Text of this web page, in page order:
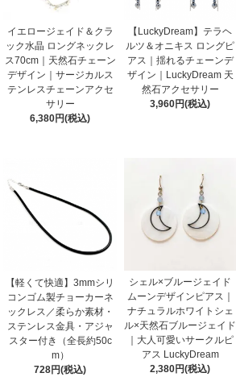
イエロージェイド＆クラ
ック水晶 ロングネックレ
ス70cm｜天然石チェーン
デザイン｜サージカルス
テンレスチェーンアクセ
サリー
6,380円(税込)
【LuckyDream】テラヘ
ルツ＆オニキス ロングピ
アス｜揺れるチェーンデ
ザイン｜LuckyDream 天
然石アクセサリー
3,960円(税込)
【軽くて快適】3mmシリ
コンゴム製チョーカーネ
ックレス／柔らか素材・
ステンレス金具・アジャ
スター付き（全長約50c
m）
728円(税込)
シェル×ブルージェイド
ムーンデザインピアス｜
ナチュラルホワイトシェ
ル×天然石ブルージェイド
｜大人可愛いサークルピ
アス LuckyDream
2,380円(税込)